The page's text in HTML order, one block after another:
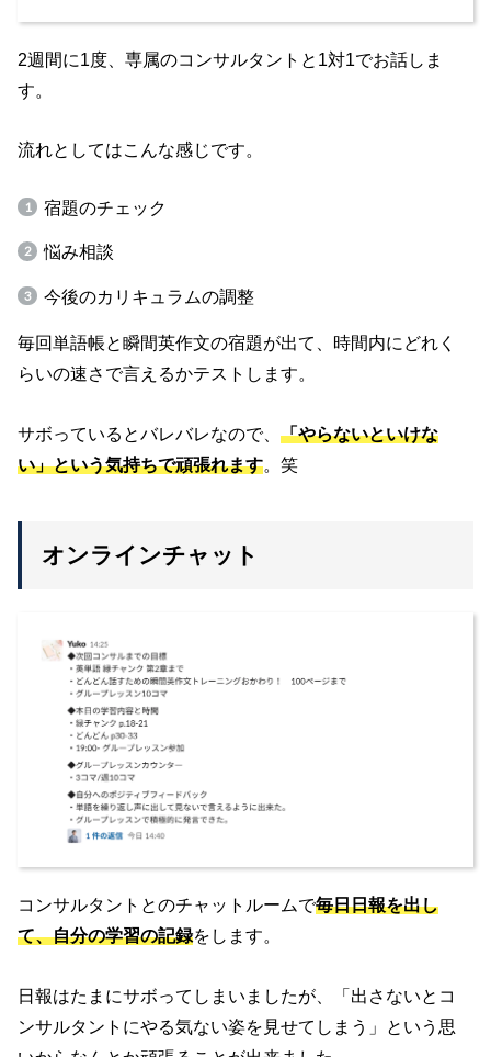
2週間に1度、専属のコンサルタントと1対1でお話しま
す。
流れとしてはこんな感じです。
宿題のチェック
悩み相談
今後のカリキュラムの調整
毎回単語帳と瞬間英作文の宿題が出て、時間内にどれく
らいの速さで言えるかテストします。
サボっているとバレバレなので、「やらないといけな
い」という気持ちで頑張れます 。笑
オンラインチャット
コンサルタントとのチャットルームで毎日日報を出し
て、自分の学習の記録をします。
日報はたまにサボってしまいましたが、「出さないとコ
ンサルタントにやる気ない姿を見せてしまう」という思